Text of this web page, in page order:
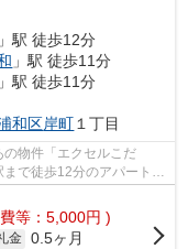
」駅 徒歩12分
」駅 徒歩11分
」駅 徒歩11分
和区岸町 １丁目
物件「エクセルこだ
で徒歩12分のアパートで
等：5,000円 )
金 0.5ヶ月